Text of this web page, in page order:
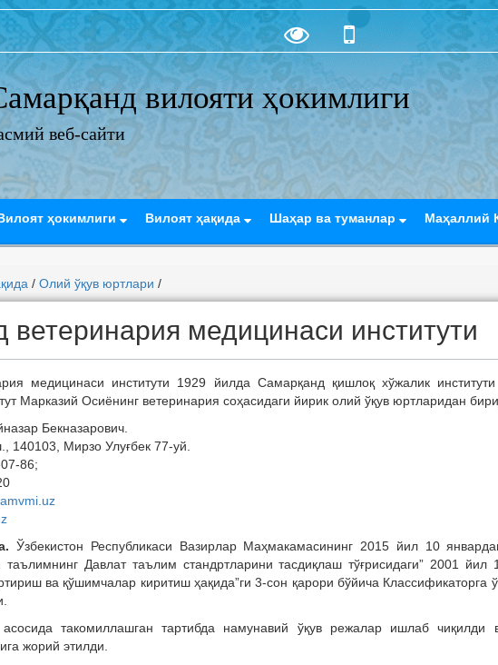
вилояти ҳокимлиги
веб-сайти
ҳокимлиги Вилоят ҳақида Шаҳар ва туманлар Маҳаллий
/ Олий ўқув юртлари /
ветеринария медицинаси институти
медицинаси институти 1929 йилда Самарқанд қишлоқ хўжалик
Марказий Осиёнинг ветеринария соҳасидаги йирик олий ўқув юртларидан
Бекназарович
140103, Мирзо Улуғбек 77-уй.
86;
Ўзбекистон Республикаси Вазирлар Маҳмакамасининг 2015 йил 10
Давлат таълим стандртларини тасдиқлаш тўғрисидаги” 2001 йил
ва қўшимчалар киритиш ҳақида”ги 3-сон қарори бўйича Классификаторга
такомиллашган тартибда намунавий ўқув режалар ишлаб чиқилди
жорий этилди.